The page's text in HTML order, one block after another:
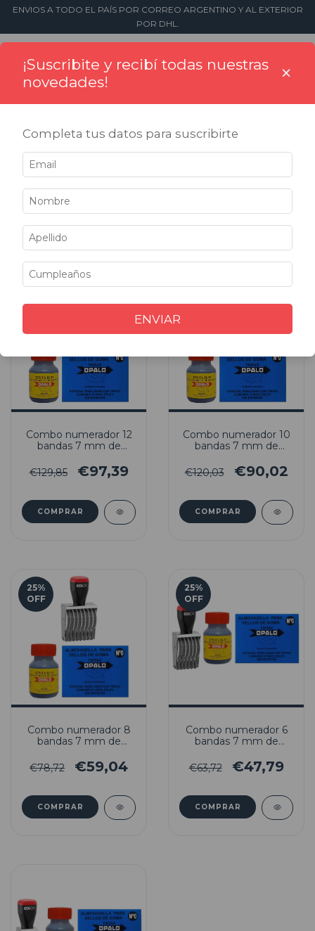
ENVIOS A TODO EL PAÍS POR CORREO ARGENTINO Y AL EXTERIOR
POR DHL.
Inicio > Sellos > Numeradores > Combos numeradores
7mm de altura
Filtrar
OFF
Combo numerador 12
bandas 7 mm de
Tinta indeleble H33
€129,85 €97,39
OFF
Combo numerador 10
bandas 7 mm de
Tinta indeleble H33
€120,03 €90,02
25%
OFF
Combo numerador 8
bandas 7 mm de
Tinta indeleble H33
€78,72 €59,04
25%
OFF
Combo numerador 6
bandas 7 mm de
Tinta indeleble H33
€63,72 €47,79
¡Suscribite y recibí todas nuestras
novedades!
×
Completa tus datos para suscribirte
ENVIAR